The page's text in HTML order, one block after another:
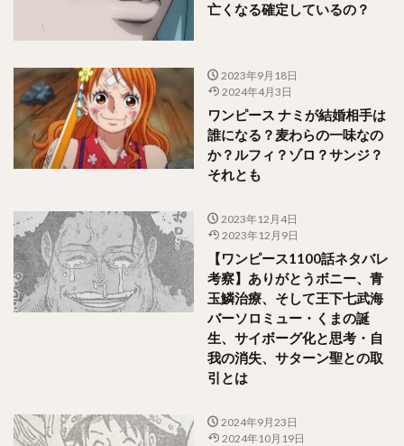
亡くなる確定しているの？
2023年9月18日
2024年4月3日
ワンピース ナミが結婚相手は
誰になる？麦わらの一味なの
か？ルフィ？ゾロ？サンジ？
それとも
2023年12月4日
2023年12月9日
【ワンピース1100話ネタバレ
考察】ありがとうボニー、青
玉鱗治療、そして王下七武海
バーソロミュー・くまの誕
生、サイボーグ化と思考・自
我の消失、サターン聖との取
引とは
2024年9月23日
2024年10月19日